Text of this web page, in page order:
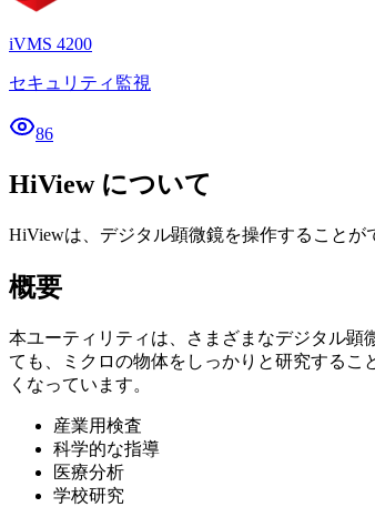
iVMS 4200
セキュリティ監視
86
HiView について
HiViewは、デジタル顕微鏡を操作することが
概要
本ユーティリティは、さまざまなデジタル顕
ても、ミクロの物体をしっかりと研究する
くなっています。
産業用検査
科学的な指導
医療分析
学校研究